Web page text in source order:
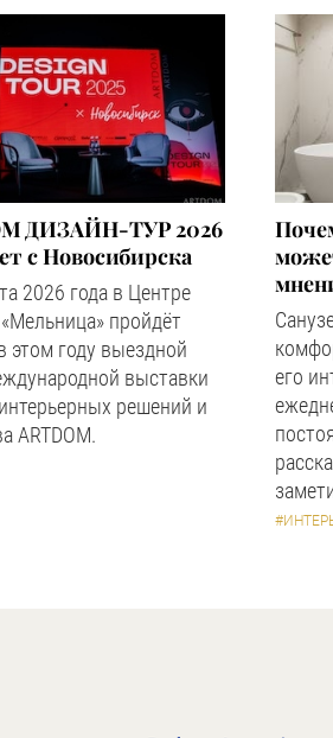
ДИЗАЙН-ТУР 2026
с Новосибирска
2026 года в Центре
пройдёт
этом году выездной
выставки
решений и
ARTDOM.
его